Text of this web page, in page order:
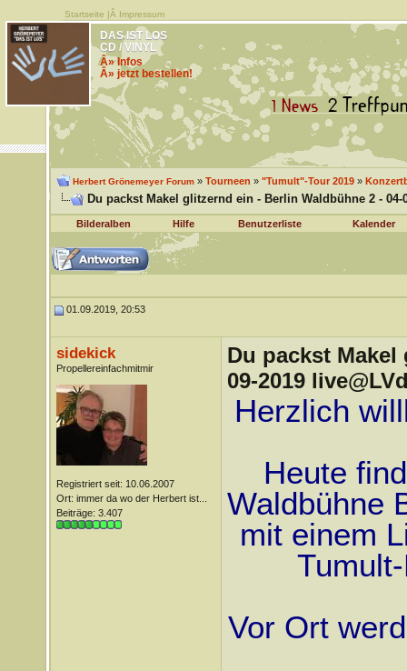
Startseite |Â Impressum
DAS IST LOS
CD / VINYL
Â» Infos
Â» jetzt bestellen!
Herbert Grönemeyer Forum» Tourneen » "Tumult"-Tour 2019»
Du packst Makel glitzernd ein - Berlin Waldbühne 2 - 04-
Bilderalben Hilfe Benutzerliste Kalender
01.09.2019, 20:53
sidekick
Propellereinfachmitmir
Registriert seit: 10.06.2007
Ort: immer da wo der Herbert ist...
Beiträge: 3.407
Du packst
09-2019
Herzlich
Heute
Waldbühne
mit einem
Vor Ort